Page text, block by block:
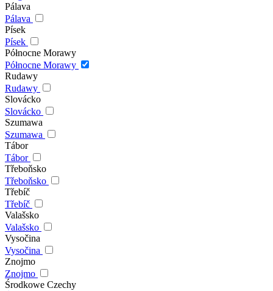
Pálava
Pálava
Písek
Písek
Północne Morawy
Północne Morawy
Rudawy
Rudawy
Slovácko
Slovácko
Szumawa
Szumawa
Tábor
Tábor
Třeboňsko
Třeboňsko
Třebíč
Třebíč
Valašsko
Valašsko
Vysočina
Vysočina
Znojmo
Znojmo
Środkowe Czechy